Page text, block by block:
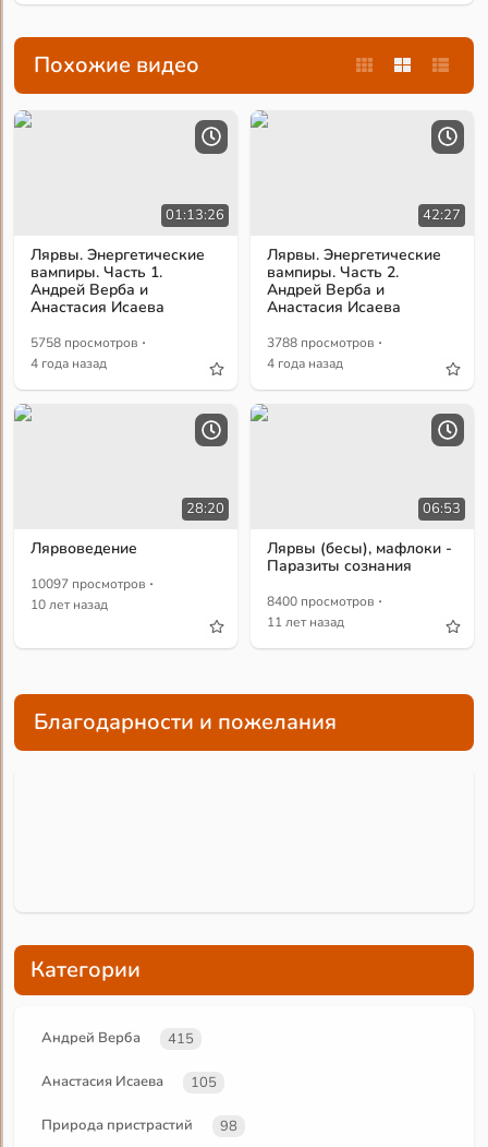
Похожие видео
01:13:26
Лярвы. Энергетические
вампиры. Часть 1.
Андрей Верба и
Анастасия Исаева
5758 просмотров ·
4 года назад
42:27
Лярвы. Энергетические
вампиры. Часть 2.
Андрей Верба и
Анастасия Исаева
3788 просмотров ·
4 года назад
28:20
Лярвоведение
10097 просмотров ·
10 лет назад
06:53
Лярвы (бесы), мафлоки -
Паразиты сознания
8400 просмотров ·
11 лет назад
Благодарности и пожелания
Категории
Андрей Верба 415
Анастасия Исаева 105
Природа пристрастий 98